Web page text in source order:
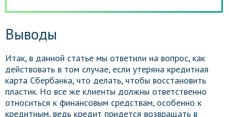
Выводы
Итак, в данной статье мы ответили на вопрос, как
действовать в том случае, если утеряна кредитная
карта Сбербанка, что делать, чтобы восстановить
пластик. Но все же клиенты должны ответственно
относиться к финансовым средствам, особенно к
кредитным, ведь кредит придется возвращать в